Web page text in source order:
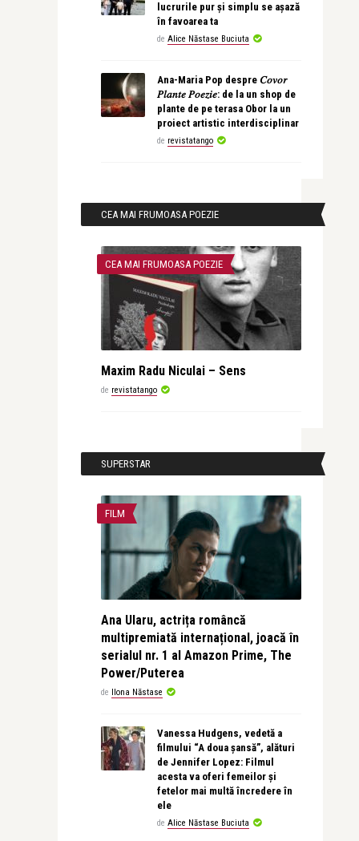
lucrurile pur și simplu se așază
în favoarea ta
de Alice Năstase Buciuta
Ana-Maria Pop despre 𝐶𝑜𝑣𝑜𝑟
𝑃𝑙𝑎𝑛𝑡𝑒 𝑃𝑜𝑒𝑧𝑖𝑒: de la un shop de
plante de pe terasa Obor la un
proiect artistic interdisciplinar
de revistatango
CEA MAI FRUMOASA POEZIE
CEA MAI FRUMOASA POEZIE
Maxim Radu Niculai – Sens
de revistatango
SUPERSTAR
FILM
Ana Ularu, actrița româncă
multipremiată internațional, joacă în
serialul nr. 1 al Amazon Prime, The
Power/Puterea
de Ilona Năstase
Vanessa Hudgens, vedetă a
filmului “A doua șansă”, alături
de Jennifer Lopez: Filmul
acesta va oferi femeilor și
fetelor mai multă încredere în
ele
de Alice Năstase Buciuta